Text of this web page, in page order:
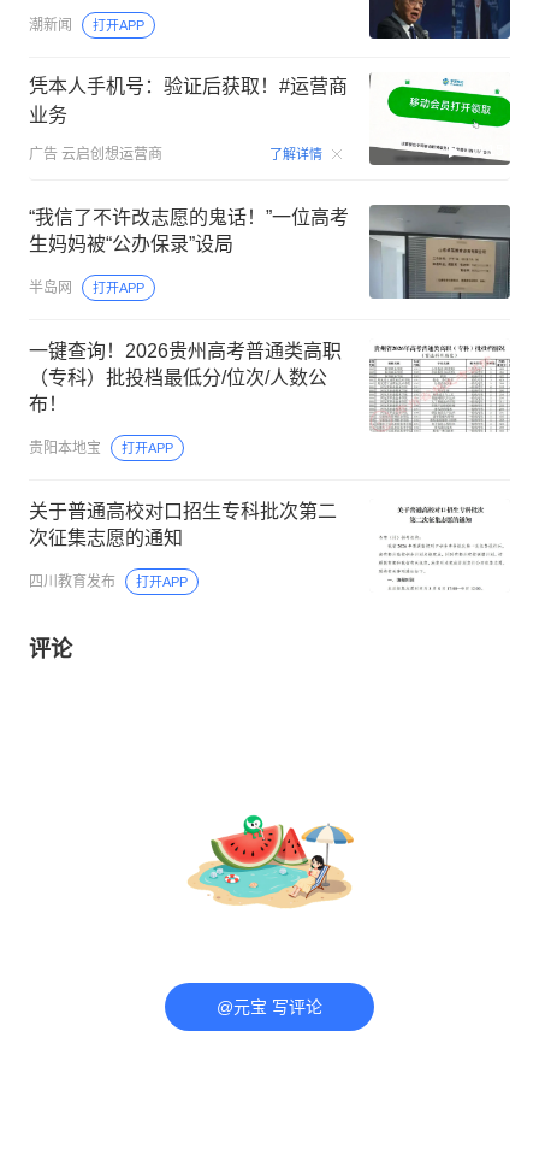
潮新闻 打开APP
凭本人手机号：验证后获取！#运营商
业务
广告 云启创想运营商 了解详情 00:15
“我信了不许改志愿的鬼话！”一位高考
生妈妈被“公办保录”设局
半岛网 打开APP
一键查询！2026贵州高考普通类高职
（专科）批投档最低分/位次/人数公
布！
贵阳本地宝 打开APP
关于普通高校对口招生专科批次第二
次征集志愿的通知
四川教育发布 打开APP
评论
@元宝 写评论